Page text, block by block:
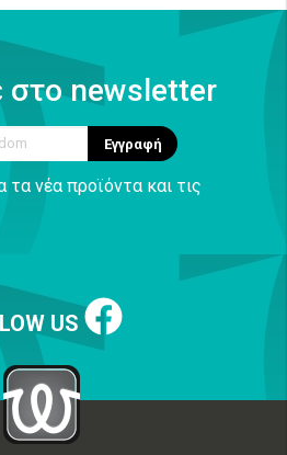
στο newsletter
Εγγραφή
νέα προϊόντα και τις
US